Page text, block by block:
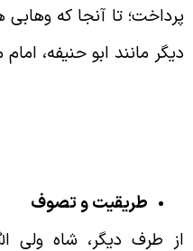
تا آنجا که وهابی
مانند ابو حنیفه، امام
طریقیت و تصوف
طرف دیگر، شاه ولی